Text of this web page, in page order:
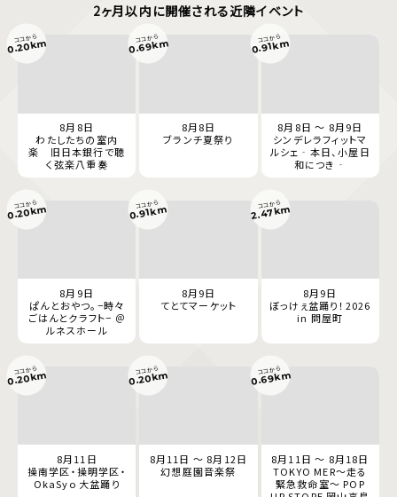
2ヶ月以内に開催される近隣イベント
8月8日
わたしたちの室内
楽 旧日本銀行で聴
く弦楽八重奏
ココから
0.20km
8月8日
ブランチ夏祭り
ココから
0.69km
8月8日 ～ 8月9日
シンデレラフィットマ
ルシェ‐本日、小屋日
和につき‐
ココから
0.91km
8月9日
ぱんとおやつ。−時々
ごはんとクラフト− ＠
ルネスホール
ココから
0.20km
8月9日
てとてマーケット
ココから
0.91km
8月9日
ぼっけぇ盆踊り！2026
in 問屋町
ココから
2.47km
8月11日
操南学区・操明学区・
OkaSyo 大盆踊り
ココから
0.20km
8月11日 ～ 8月12日
幻想庭園音楽祭
ココから
0.20km
8月11日 ～ 8月18日
TOKYO MER～走る
緊急救命室～ POP
ココから
0.69km